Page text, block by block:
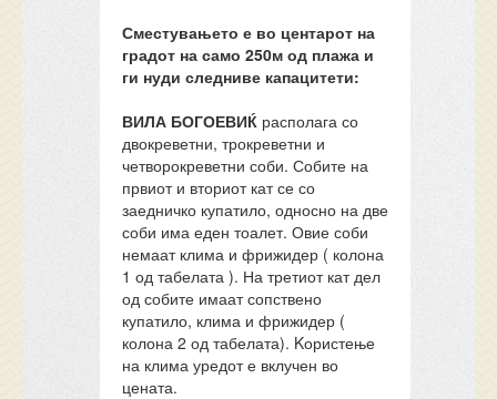
Сместувањето е во центарот на
градот на само 250м од плажа и
ги нуди следниве капацитети:
ВИЛА БОГОЕВИЌ располага со
двокреветни, трокреветни и
четворокреветни соби. Собите на
првиот и вториот кат се со
заедничко купатило, односно на две
соби има еден тоалет. Овие соби
немаат клима и фрижидер ( колона
1 од табелата ). На третиот кат дел
од собите имаат сопствено
купатило, клима и фрижидер (
колона 2 од табелата). Kористење
на клима уредот е вклучен во
цената.